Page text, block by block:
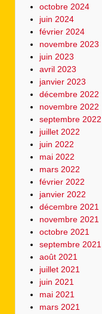
octobre 2024
juin 2024
février 2024
novembre 2023
juin 2023
avril 2023
janvier 2023
décembre 2022
novembre 2022
septembre 2022
juillet 2022
juin 2022
mai 2022
mars 2022
février 2022
janvier 2022
décembre 2021
novembre 2021
octobre 2021
septembre 2021
août 2021
juillet 2021
juin 2021
mai 2021
mars 2021